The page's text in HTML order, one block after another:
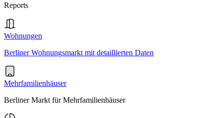
Reports
Wohnungen
Berliner Wohnungsmarkt mit detaillierten Daten
Mehrfamilienhäuser
Berliner Markt für Mehrfamilienhäuser